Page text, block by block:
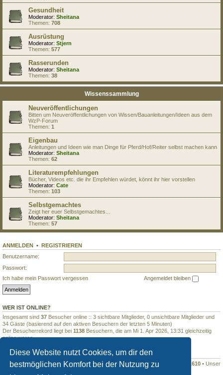
Diese Website nutzt Cookies, um dir den
bestmöglichen Komfort bei der Nutzung zu
Gesundheit
Moderator: Sheitana
Themen: 708
Ausrüstung
Moderator: Stjern
Themen: 577
Rasserunden
Moderator: Sheitana
Themen: 38
Wissenssammlung
Neuveröffentlichungen
Bitten um Neuveröffentlichungen von Wissen/Bauanleitungen/Ideen aus dem
WzP-Forum
Themen: 1
Eigenbau
Anleitungen und Ideen wie man Dinge für Pferd/Hof/Reiter selbst machen kann
Moderator: Sheitana
Themen: 62
Literaturempfehlungen
Bücher, Videos etc. die ihr Empfehlen würdet, könnt ihr hier vorstellen
Moderator: Cate
Themen: 103
Selbstgemachtes
Zeigt her euer Selbstgemachtes...
Moderator: Sheitana
Themen: 57
ANMELDEN • REGISTRIEREN
Benutzername:
Passwort:
Ich habe mein Passwort vergessen
Angemeldet bleiben
WER IST ONLINE?
Insgesamt sind 37 Besucher online :: 3 sichtbare Mitglieder, 0 unsichtbare Mitglieder und
34 Gäste (basierend auf den aktiven Besuchern der letzten 5 Minuten)
Der Besucherrekord liegt bei 1138 Besuchern, die am Mi 1. Apr 2026, 13:31 gleichzeitig
online waren.
STATISTIK
Beiträge insgesamt899338• Themen insgesamt7620• Mitglieder insgesamt 1610 • Unser
neuestes Mitglied: